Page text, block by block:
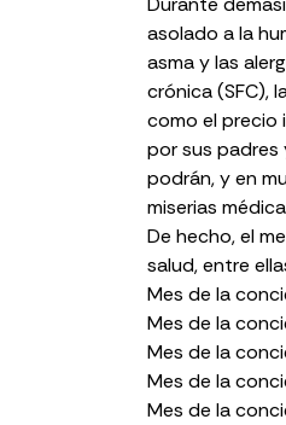
asolado a la
asmay las
crónica (SFC),
como el precio
por sus
podrán, y en
miserias
De hecho, el
salud, entre
Mes de la
Mes de la
Mes de la
Mes de la
Mes de la